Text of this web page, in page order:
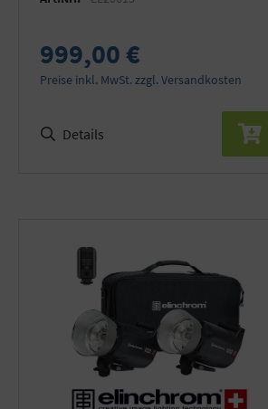
999,00 €
Preise inkl. MwSt. zzgl. Versandkosten
Details